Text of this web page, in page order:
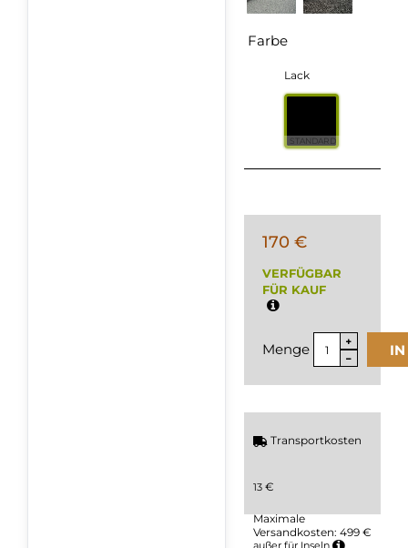
Farbe
Lack
STANDARD
170 €
VERFÜGBAR
FÜR KAUF
Menge
Transportkosten
13€
Maximale
Versandkosten: 499 €
außer für Inseln